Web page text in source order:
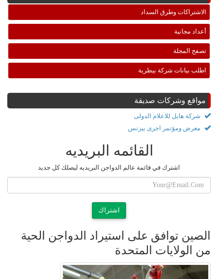
الاشتراكات وطرق السداد
أعداد مجانية
تصفح المجلة
اطلب بيانات شركة بيطرية
مواقع وشركات صديقة
شركة هايل للاعلام الدولى
معرض ومؤتمر اجرى بيزنس
القائمه البريديه
اشترك في قائمة عالم الدواجن البريديه ليصلك كل جديد
اشتراك
الصين توافق على استيراد الدواجن الحية
من الولايات المتحدة